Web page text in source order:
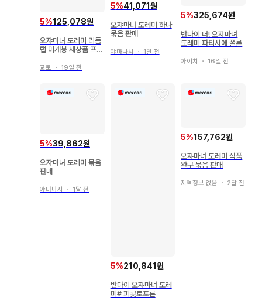
5%125,078원
오쟈마녀 도레미 리듬
탭 미개봉 새상품 프리
교토 ・ 19일 전
5%41,071원
오쟈마녀 도레미 하나
묶음 판매
야마나시 ・ 1달 전
5%325,674원
반다이 더! 오쟈마녀
도레미 파티시에 폴론
아이치 ・ 16일 전
5%39,862원
오쟈마녀 도레미 묶음
판매
야마나시 ・ 1달 전
5%210,841원
반다이 오쟈마녀 도레
미# 피콧토포론
5%157,762원
오쟈마녀 도레미 식품
완구 묶음 판매
지역정보 없음 ・ 2달 전